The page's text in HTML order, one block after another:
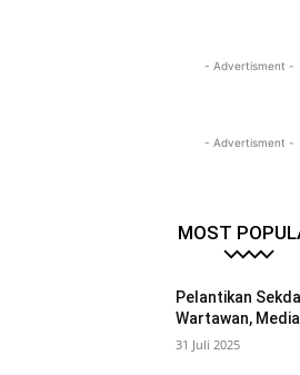
- Advertisment -
- Advertisment -
MOST
Pelantikan
Wartawan,
31 Juli 2025